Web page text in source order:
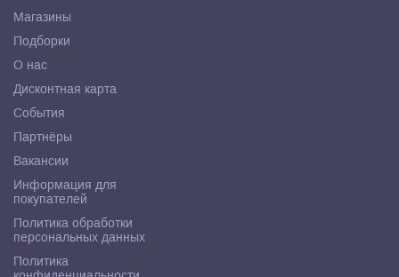
Магазины
Подборки
О нас
Дисконтная карта
События
Партнёры
Вакансии
Информация для
покупателей
Политика обработки
персональных данных
Политика